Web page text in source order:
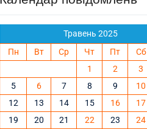
Травень 2025
Пн
Вт Ср Чт Пт Сб
1
2 3
5
6 7 8 9 10
12
13 14 15 16 17
19
20 21 22 23 24